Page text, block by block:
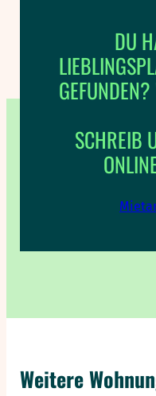
DU
SCHREIB
Weitere